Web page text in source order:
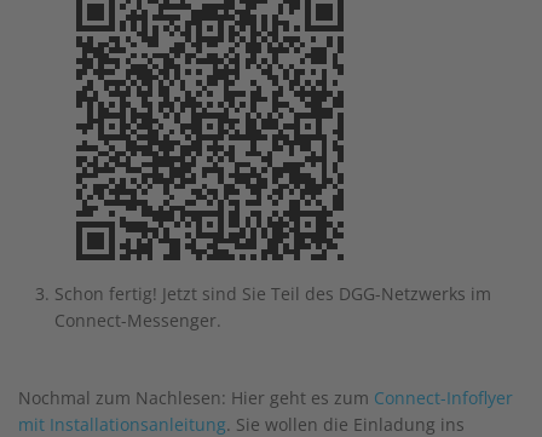
Schon fertig! Jetzt sind Sie Teil des DGG-Netzwerks im
Connect-Messenger.
Nochmal zum Nachlesen: Hier geht es zum Connect-Infoflyer
mit Installationsanleitung. Sie wollen die Einladung ins